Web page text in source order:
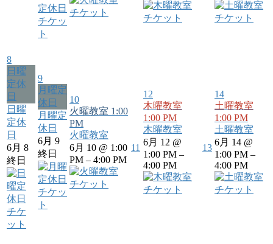
チケッ
ト
チケット
チケット チケット
8
日曜
定休
日
日曜
定休
日
6月 8
終日
チケ
ット
9
月曜定
休日
月曜定
休日
6月 9
終日
チケッ
ト
10
火曜教室 1:00
PM
火曜教室
6月 10 @ 1:00
PM – 4:00 PM
チケット
11
12
木曜教室
1:00 PM
木曜教室
6月 12 @
1:00 PM –
4:00 PM
チケット
13
14
土曜教室
1:00 PM
土曜教室
6月 14 @
1:00 PM –
4:00 PM
チケット